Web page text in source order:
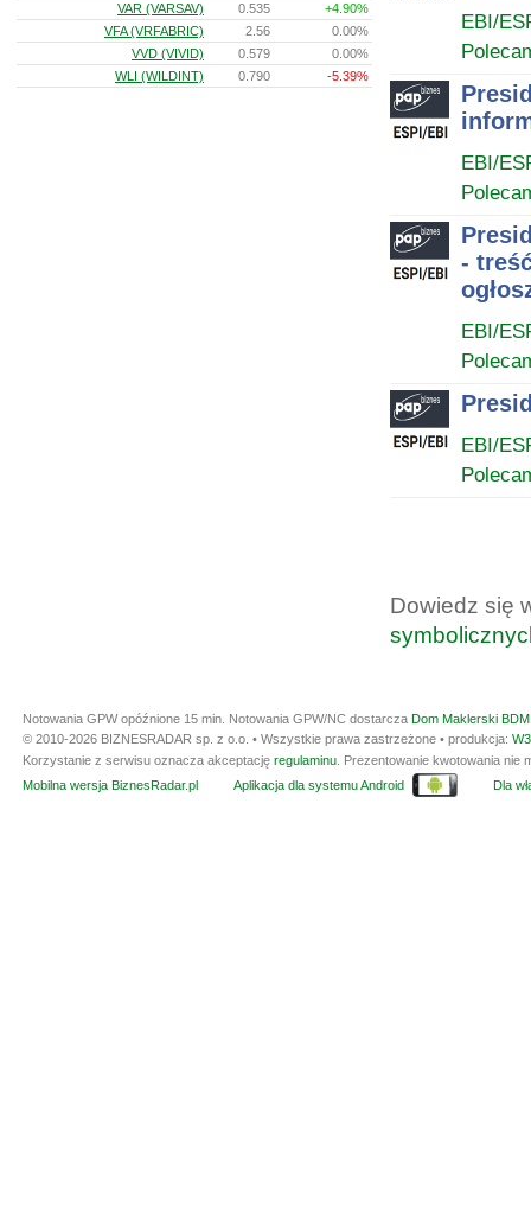
EBI/
EBI/
-
EBI/
EBI/
Dowiedz się
VAR (VARSAV)
0.535
+4.90%
VFA (VRFABRIC)
2.56
0.00%
VVD (VIVID)
0.579
0.00%
WLI (WILDINT)
0.790 -5.39%
Notowania GPW opóźnione 15 min. Notowania GPW/NC dostarcza Dom Maklerski
© 2010-2026 BIZNESRADAR sp. z o.o. • Wszystkie prawa zastrzeżone • produkcja:
Korzystanie z serwisu oznacza akceptację regulaminu. Prezentowanie kwotowania nie
Mobilna wersja BiznesRadar.pl
Aplikacja dla systemu Android Dla